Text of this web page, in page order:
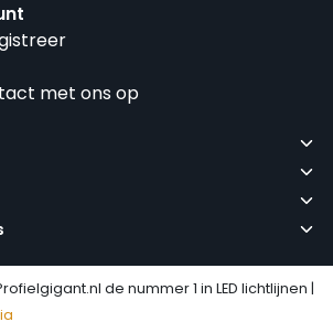
met ons op
de nummer 1 in LED lichtlijnen |